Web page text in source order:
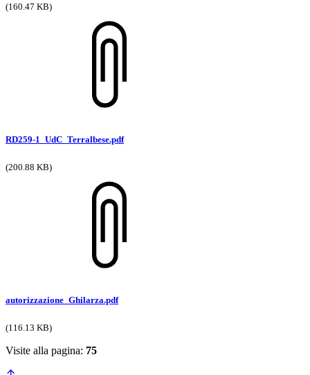
(160.47 KB)
RD259-1_UdC_Terralbese.pdf
(200.88 KB)
autorizzazione_Ghilarza.pdf
(116.13 KB)
Visite alla pagina: 75